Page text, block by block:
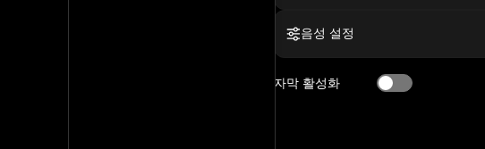
음성 설정
자막 활성화